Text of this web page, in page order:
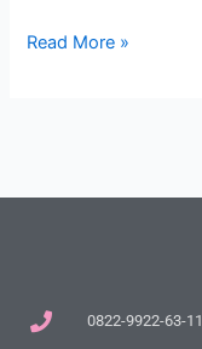
Read More »
0822-9922-63-11